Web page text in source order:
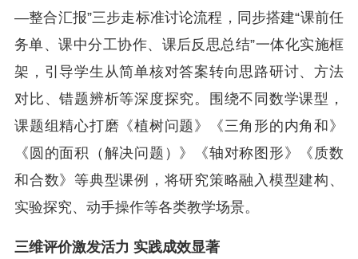
—整合汇报”三步走标准讨论流程，同步搭建“课前任
务单、课中分工协作、课后反思总结”一体化实施框
架，引导学生从简单核对答案转向思路研讨、方法
对比、错题辨析等深度探究。围绕不同数学课型，
课题组精心打磨《植树问题》《三角形的内角和》
《圆的面积（解决问题）》《轴对称图形》《质数
和合数》等典型课例，将研究策略融入模型建构、
实验探究、动手操作等各类教学场景。
三维评价激发活力 实践成效显著